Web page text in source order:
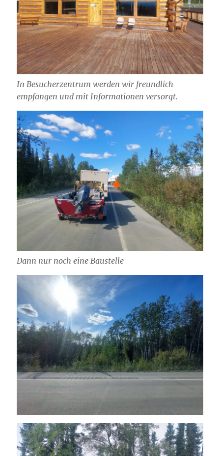
In Besucherzentrum werden wir freundlich
empfangen und mit Informationen versorgt.
Dann nur noch eine Baustelle